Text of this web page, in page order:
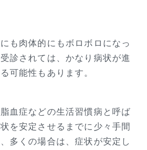
も肉体的にもボロボロになっ
診されては、かなり病状が進
可能性もあります。
血症などの生活習慣病と呼ば
を安定させるまでに少々手間
多くの場合は、症状が安定し